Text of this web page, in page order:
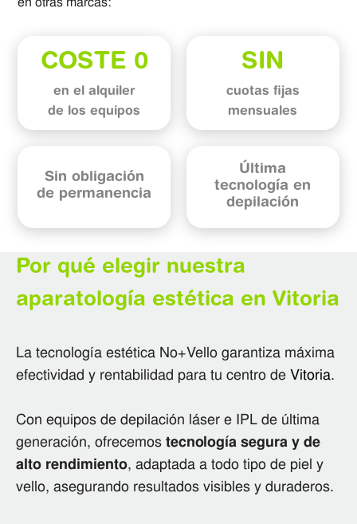
COSTE 0
en el alquiler
de los equipos
SIN
cuotas fijas
mensuales
Sin obligación
de permanencia
Última
tecnología en
depilación
Por qué elegir nuestra
aparatología estética en Vitoria
La tecnología estética No+Vello garantiza máxima
efectividad y rentabilidad para tu centro de Vitoria.
Con equipos de depilación láser e IPL de última
generación, ofrecemos tecnología segura y de
alto rendimiento, adaptada a todo tipo de piel y
vello, asegurando resultados visibles y duraderos.